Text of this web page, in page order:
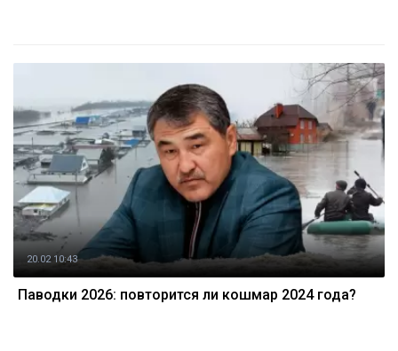
20.02 10:43
Паводки 2026: повторится ли кошмар 2024 года?